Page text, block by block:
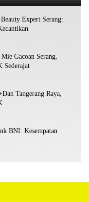
Expert Serang:
Gacoan Serang,
Sederajat
Tangerang Raya,
BNI: Kesempatan